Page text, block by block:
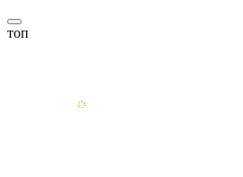
топ